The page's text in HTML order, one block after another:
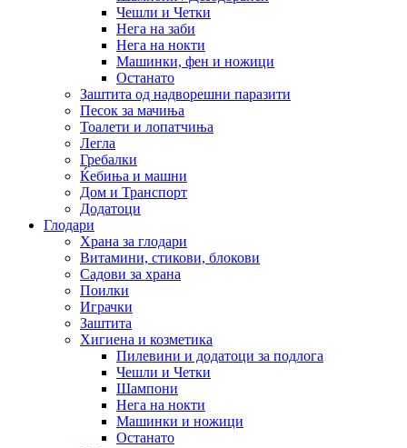
Чешли и Четки
Нега на заби
Нега на нокти
Машинки, фен и ножици
Останато
Заштита од надворешни паразити
Песок за мачиња
Тоалети и лопатчиња
Легла
Гребалки
Ќебиња и машни
Дом и Транспорт
Додатоци
Глодари
Храна за глодари
Витамини, стикови, блокови
Садови за храна
Поилки
Играчки
Заштита
Хигиена и козметика
Пилевини и додатоци за подлога
Чешли и Четки
Шампони
Нега на нокти
Машинки и ножици
Останато